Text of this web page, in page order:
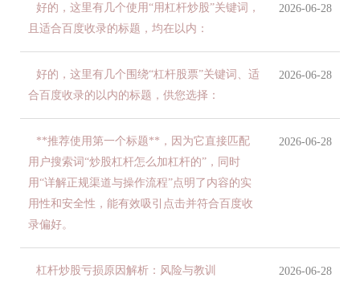
好的，这里有几个使用“用杠杆炒股”关键词，
且适合百度收录的标题，均在以内：
2026-06-28
好的，这里有几个围绕“杠杆股票”关键词、适
合百度收录的以内的标题，供您选择：
2026-06-28
**推荐使用第一个标题**，因为它直接匹配
用户搜索词“炒股杠杆怎么加杠杆的”，同时
用“详解正规渠道与操作流程”点明了内容的实
用性和安全性，能有效吸引点击并符合百度收
录偏好。
2026-06-28
杠杆炒股亏损原因解析：风险与教训 2026-06-28